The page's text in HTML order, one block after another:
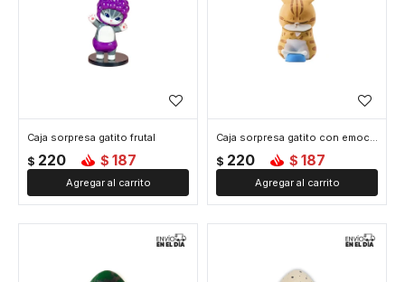
Caja sorpresa gatito frutal
$ 220 $ 187
Caja sorpresa gatito con emociones
$ 220 $ 187